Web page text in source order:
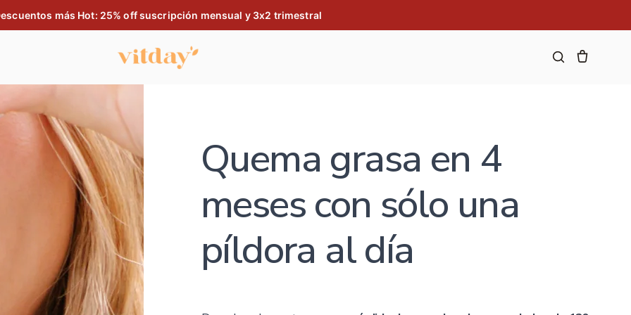
más Hot: 25% off suscripción mensual y 3x2 trimestral
Quema grasa en 4
meses con sólo una
píldora al día